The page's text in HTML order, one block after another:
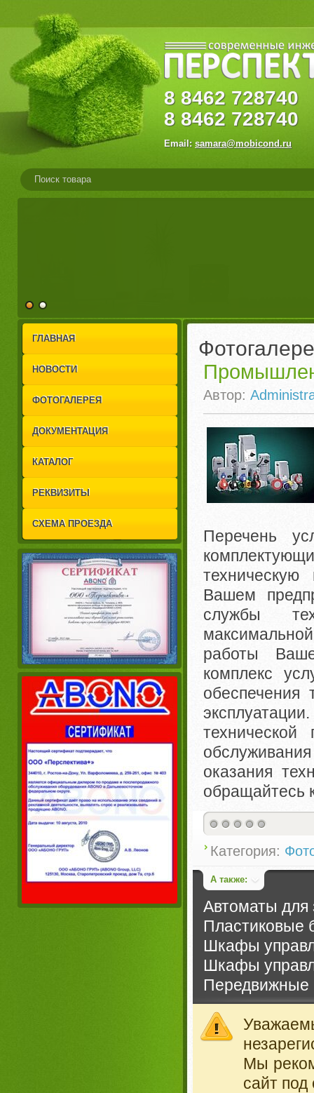
8 8462
8 8462 728740
Email: samara@mobicond.ru
1
2
ГЛАВНАЯ
НОВОСТИ
ФОТОГАЛЕРЕЯ
ДОКУМЕНТАЦИЯ
КАТАЛОГ
РЕКВИЗИТЫ
СХЕМА ПРОЕЗДА
Автор:
Перечень
техническую
Вашем
службы
работы
комплекс
обеспечения
технической
оказания
обращайтесь
Категория:
А также:
Автоматы для
Пластиковые
Шкафы
Шкафы
Передвижные
Мы
сайт